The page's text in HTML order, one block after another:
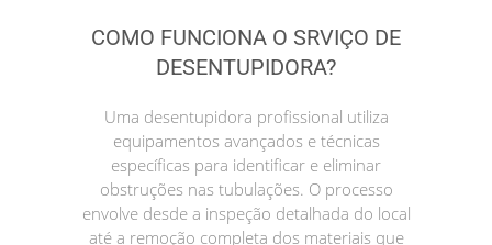
COMO FUNCIONA O SRVIÇO DE
DESENTUPIDORA?
Uma desentupidora profissional utiliza
equipamentos avançados e técnicas
específicas para identificar e eliminar
obstruções nas tubulações. O processo
envolve desde a inspeção detalhada do local
até a remoção completa dos materiais que